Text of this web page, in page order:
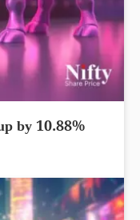
by 10.88%